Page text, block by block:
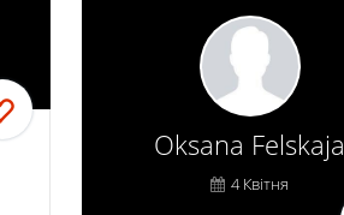
Oksana Felskaja
4 Квітня